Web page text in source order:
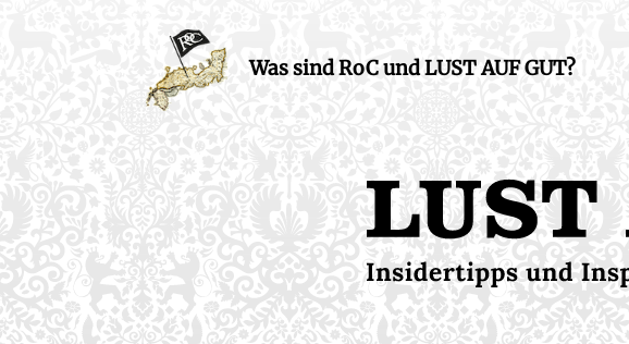
Was sind RoC und LUST AUF GUT?